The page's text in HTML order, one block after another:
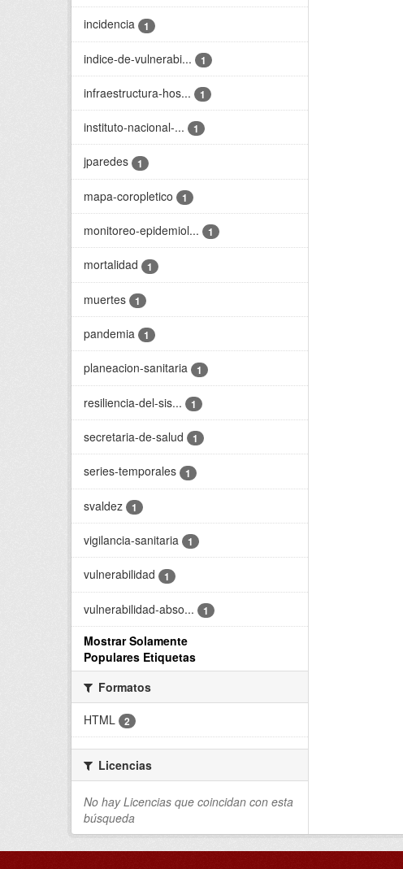
incidencia 1
indice-de-vulnerabi... 1
infraestructura-hos... 1
instituto-nacional-... 1
jparedes 1
mapa-coropletico 1
monitoreo-epidemiol... 1
mortalidad 1
muertes 1
pandemia 1
planeacion-sanitaria 1
resiliencia-del-sis... 1
secretaria-de-salud 1
series-temporales 1
svaldez 1
vigilancia-sanitaria 1
vulnerabilidad 1
vulnerabilidad-abso... 1
Mostrar Solamente
Populares Etiquetas
Formatos
HTML
2
Licencias
No hay Licencias que coincidan con esta
búsqueda